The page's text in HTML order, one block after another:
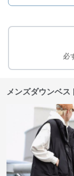
必
メンズダウンベス